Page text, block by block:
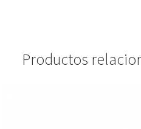
Productos